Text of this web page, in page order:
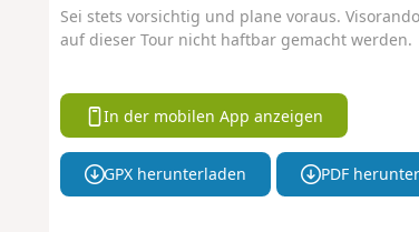
Sei stets vorsichtig und plane voraus.
auf dieser Tour nicht haftbar gemacht werden.
In der mobilen App anzeigen
GPX herunterladen PDF